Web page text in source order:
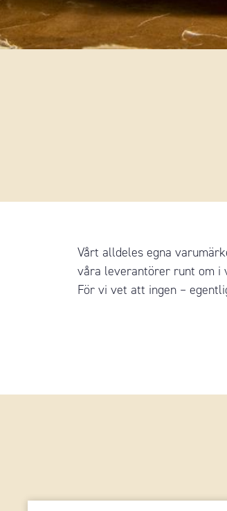
Vårt alldeles egna
våra leverantörer runt om i
För vi vet att ingen –